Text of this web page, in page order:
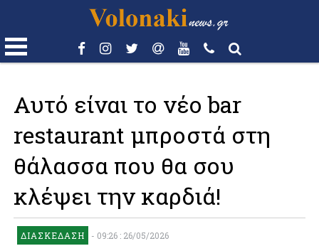
Αυτό είναι το νέο bar
restaurant μπροστά στη
θάλασσα που θα σου
κλέψει την καρδιά!
ΔΙΑΣΚΈΔΑΣΗ - 09:26 : 26/05/2026